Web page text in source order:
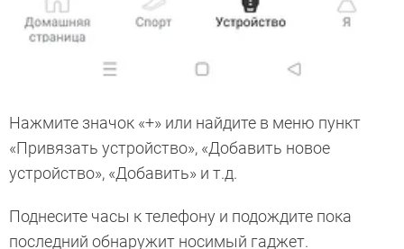
Нажмите значок «+» или найдите в меню пункт
«Привязать устройство», «Добавить новое
устройство», «Добавить» и т.д.
Поднесите часы к телефону и подождите пока
последний обнаружит носимый гаджет.